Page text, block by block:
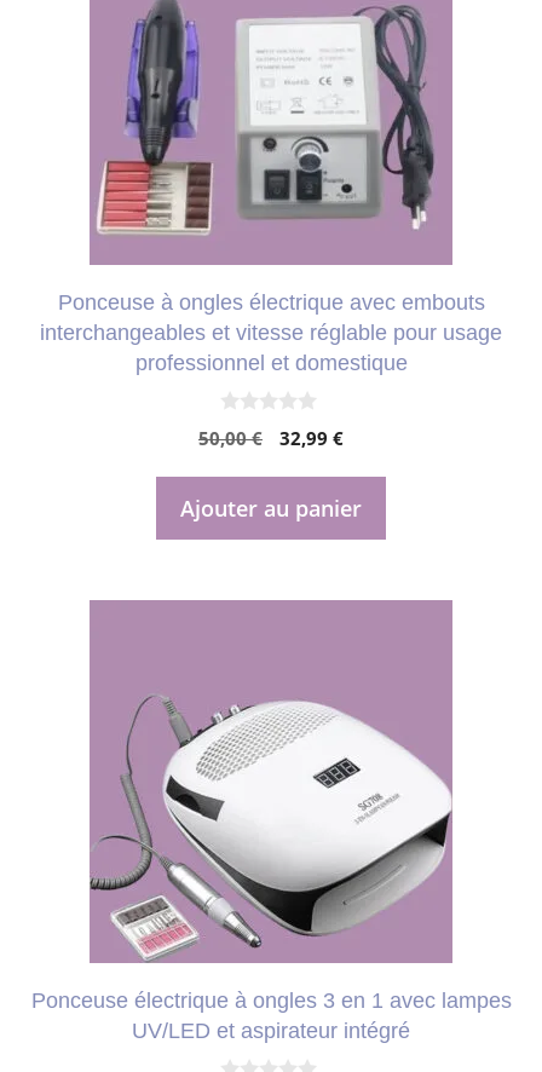
Ponceuse à ongles électrique avec embouts
interchangeables et vitesse réglable pour usage
professionnel et domestique
0
s
r
5
50,00€
Le
initial
était :
32,99 €Le
actuel
est :
Ajouter au panier
Ponceuse électrique à ongles 3 en 1 avec lampes
UV/LED et aspirateur intégré